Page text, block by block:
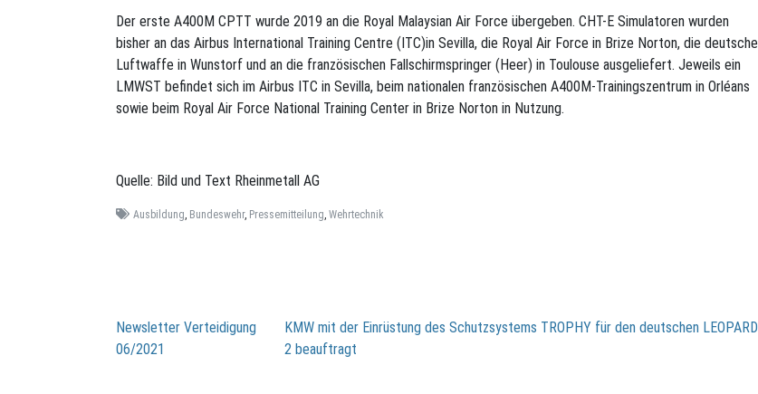
Der erste A400M CPTT wurde 2019 an die Royal Malaysian Air Force übergeben. CHT-E Simulatoren wurden
bisher an das Airbus International Training Centre (ITC)in Sevilla, die Royal Air Force in Brize Norton, die deutsche
Luftwaffe in Wunstorf und an die französischen Fallschirmspringer (Heer) in Toulouse ausgeliefert. Jeweils ein
LMWST befindet sich im Airbus ITC in Sevilla, beim nationalen französischen A400M-Trainingszentrum in Orléans
sowie beim Royal Air Force National Training Center in Brize Norton in Nutzung.
Quelle: Bild und Text Rheinmetall AG
Ausbildung, Bundeswehr, Pressemitteilung, Wehrtechnik
Beitragsnavigation
Newsletter Verteidigung
06/2021
KMW mit der Einrüstung des Schutzsystems TROPHY für den deutschen LEOPARD
2 beauftragt